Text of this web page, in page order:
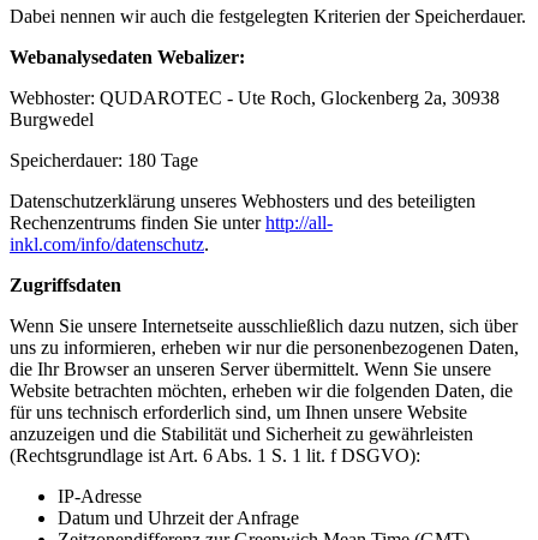
Dabei nennen wir auch die festgelegten Kriterien der Speicherdauer.
Webanalysedaten Webalizer:
Webhoster: QUDAROTEC - Ute Roch, Glockenberg 2a, 30938
Burgwedel
Speicherdauer: 180 Tage
Datenschutzerklärung unseres Webhosters und des beteiligten
Rechenzentrums finden Sie unterhttp://all-
inkl.com/info/datenschutz.
Zugriffsdaten
Wenn Sie unsere Internetseite ausschließlich dazu nutzen, sich über
uns zu informieren, erheben wir nur die personenbezogenen Daten,
die Ihr Browser an unseren Server übermittelt. Wenn Sie unsere
Website betrachten möchten, erheben wir die folgenden Daten, die
für uns technisch erforderlich sind, um Ihnen unsere Website
anzuzeigen und die Stabilität und Sicherheit zu gewährleisten
(Rechtsgrundlage ist Art. 6 Abs. 1 S. 1 lit. f DSGVO):
IP-Adresse
Datum und Uhrzeit der Anfrage